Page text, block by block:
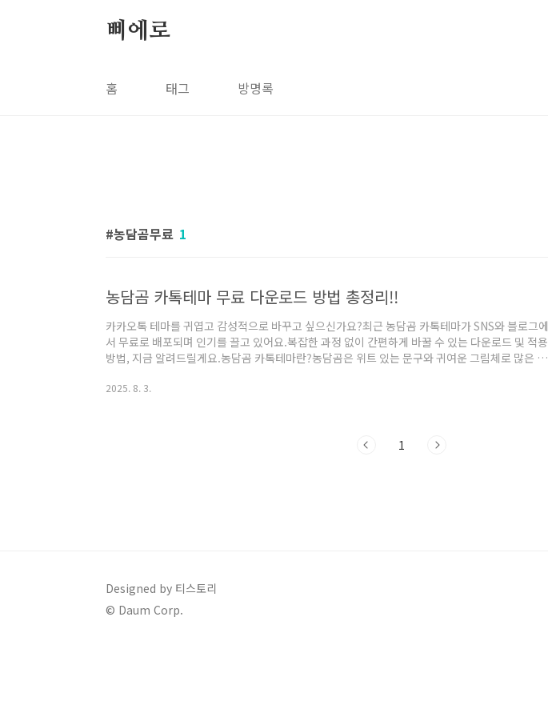
삐에로
홈 태그 방명록
농담곰무료 1
농담곰 카톡테마 무료 다운로드 방법 총정리!!
카카오톡 테마를 귀엽고 감성적으로 바꾸고 싶으신가요?최근 농담곰 카톡테마가 SNS와 블로그에
서 무료로 배포되며 인기를 끌고 있어요.복잡한 과정 없이 간편하게 바꿀 수 있는 다운로드 및 적용
방법, 지금 알려드릴게요.농담곰 카톡테마란?농담곰은 위트 있는 문구와 귀여운 그림체로 많은 사
한 버전이 존재합니다.전체 채팅창, 배경, 버튼 테마까지 변경계절별/상황별 다양한 디자인(잘자,
2025. 8. 3.
1
Designed by 티스토리
© Daum Corp.